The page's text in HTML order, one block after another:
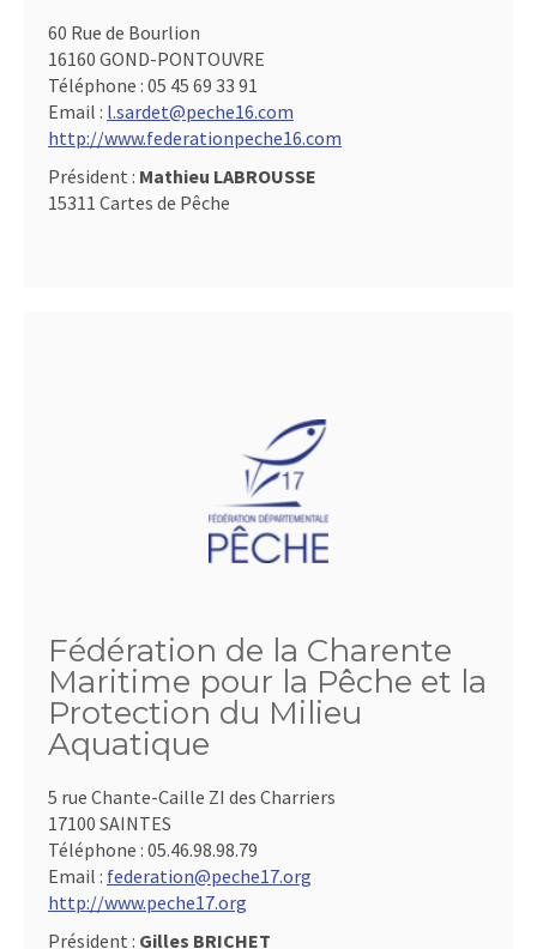
60 Rue de Bourlion
16160 GOND-PONTOUVRE
Téléphone : 05 45 69 33 91
Email : l.sardet@peche16.com
http://www.federationpeche16.com
Président : Mathieu LABROUSSE
15311 Cartes de Pêche
Fédération de la Charente
Maritime pour la Pêche et la
Protection du Milieu
Aquatique
5 rue Chante-Caille ZI des Charriers
17100 SAINTES
Téléphone : 05.46.98.98.79
Email : federation@peche17.org
http://www.peche17.org
Président : Gilles BRICHET